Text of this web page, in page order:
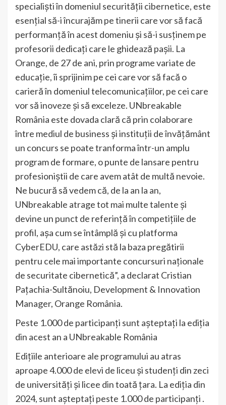
specialiști în domeniul securității cibernetice, este
esențial să-i încurajăm pe tinerii care vor să facă
performanță în acest domeniu și să-i susținem pe
profesorii dedicați care le ghidează pașii. La
Orange, de 27 de ani, prin programe variate de
educație, îi sprijinim pe cei care vor să facă o
carieră în domeniul telecomunicațiilor, pe cei care
vor să inoveze și să exceleze. UNbreakable
România este dovada clară că prin colaborare
între mediul de business și instituții de învățământ
un concurs se poate tranforma într-un amplu
program de formare, o punte de lansare pentru
profesioniștii de care avem atât de multă nevoie.
Ne bucură să vedem că, de la an la an,
UNbreakable atrage tot mai multe talente și
devine un punct de referință în competițiile de
profil, așa cum se întâmplă și cu platforma
CyberEDU, care astăzi stă la baza pregătirii
pentru cele mai importante concursuri naționale
de securitate cibernetică”, a declarat Cristian
Pațachia-Sultănoiu, Development & Innovation
Manager, Orange România.
Peste 1.000 de participanți sunt așteptați la ediția
din acest an a UNbreakable România
Edițiile anterioare ale programului au atras
aproape 4.000 de elevi de liceu și studenți din zeci
de universități și licee din toată țara. La ediția din
2024, sunt așteptați peste 1.000 de participanți .